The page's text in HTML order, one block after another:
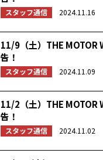
スタッフ通信 2024.11.16
11/9（土）THE MOTOR
告！
スタッフ通信 2024.11.09
11/2（土）THE MOTOR
告！
スタッフ通信 2024.11.02